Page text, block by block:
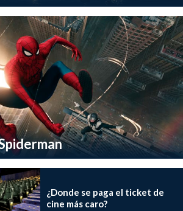
¿Donde se paga el ticket de
cine más caro?